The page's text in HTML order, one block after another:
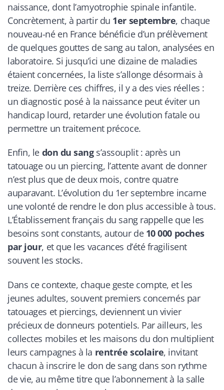
naissance, dont l’amyotrophie spinale infantile.
Concrètement, à partir du 1er septembre, chaque
nouveau-né en France bénéficie d’un prélèvement
de quelques gouttes de sang au talon, analysées en
laboratoire. Si jusqu’ici une dizaine de maladies
étaient concernées, la liste s’allonge désormais à
treize. Derrière ces chiffres, il y a des vies réelles :
un diagnostic posé à la naissance peut éviter un
handicap lourd, retarder une évolution fatale ou
permettre un traitement précoce.
Enfin, le don du sangs’assouplit : après un
tatouage ou un piercing, l’attente avant de donner
n’est plus que de deux mois, contre quatre
auparavant. L’évolution du 1er septembre incarne
une volonté de rendre le don plus accessible à tous.
L’Établissement français du sang rappelle que les
besoins sont constants, autour de 10 000 poches
par jour, et que les vacances d’été fragilisent
souvent les stocks.
Dans ce contexte, chaque geste compte, et les
jeunes adultes, souvent premiers concernés par
tatouages et piercings, deviennent un vivier
précieux de donneurs potentiels. Par ailleurs, les
collectes mobiles et les maisons du don multiplient
leurs campagnes à la rentrée scolaire, invitant
chacun à inscrire le don de sang dans son rythme
de vie, au même titre que l’abonnement à la salle